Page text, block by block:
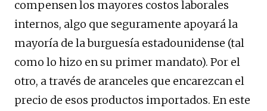
compensen los mayores costos laborales
internos, algo que seguramente apoyará la
mayoría de la burguesía estadounidense (tal
como lo hizo en su primer mandato). Por el
otro, a través de aranceles que encarezcan el
precio de esos productos importados. En este